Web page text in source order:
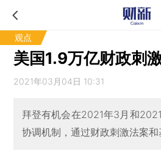
观点
美国1.9万亿财政刺
2021年03月04日 10:31
拜登有机会在2021年3月和
协调机制，通过财政刺激法案和